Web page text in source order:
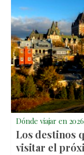
Dónde viajar en 2026
Los destinos
visitar el